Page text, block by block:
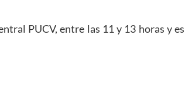
PUCV, entre las 11 y 13 horas y es